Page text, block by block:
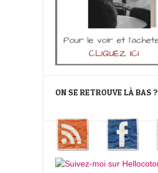
ON SE RETROUVE LÀ BAS ?